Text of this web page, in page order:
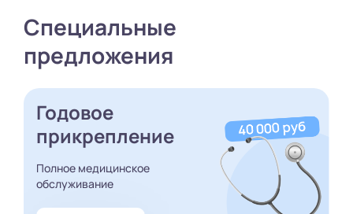
Специальные
предложения
Годовое
прикрепление
Полное медицинское
обслуживание